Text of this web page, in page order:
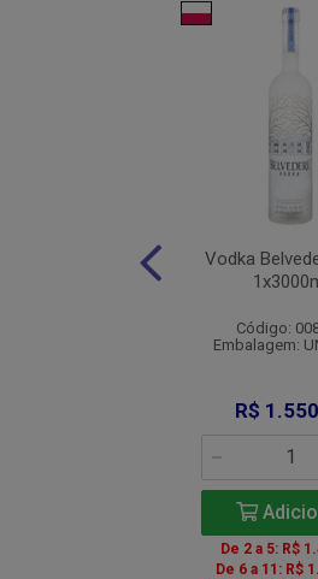
Vodka
Código:
Embalagem:
R$
De 2 a 5: R$
De 6 a 11: R$